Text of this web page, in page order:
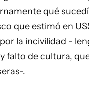
qué
que estimó en
la incivilidad -
falto de cultura,
.